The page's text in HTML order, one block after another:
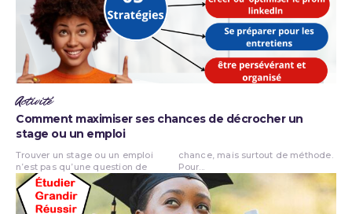
Activité
Comment maximiser ses chances de décrocher un
stage ou un emploi
Trouver un stage ou un emploi
n’est pas qu’une question de
chance, mais surtout de méthode.
Pour...